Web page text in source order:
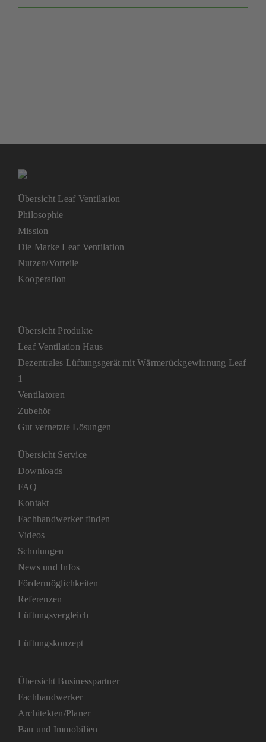
Übersicht Leaf Ventilation
Philosophie
Mission
Die Marke Leaf Ventilation
Nutzen/Vorteile
Kooperation
Übersicht Produkte
Leaf Ventilation Haus
Dezentrales Lüftungsgerät mit Wärmerückgewinnung Leaf
1
Ventilatoren
Zubehör
Gut vernetzte Lösungen
Übersicht Service
Downloads
FAQ
Kontakt
Fachhandwerker finden
Videos
Schulungen
News und Infos
Fördermöglichkeiten
Referenzen
Lüftungsvergleich
Lüftungskonzept
Übersicht Businesspartner
Fachhandwerker
Architekten/Planer
Bau und Immobilien